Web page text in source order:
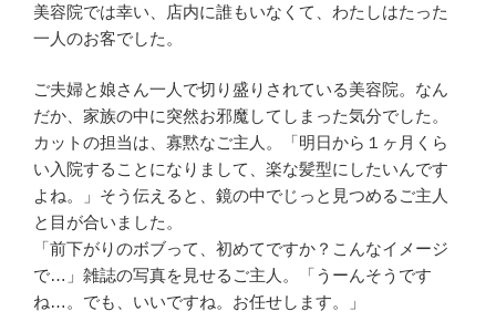
美容院では幸い、店内に誰もいなくて、わたしはたった
一人のお客でした。
ご夫婦と娘さん一人で切り盛りされている美容院。なん
だか、家族の中に突然お邪魔してしまった気分でした。
カットの担当は、寡黙なご主人。「明日から１ヶ月くら
い入院することになりまして、楽な髪型にしたいんです
よね。」そう伝えると、鏡の中でじっと見つめるご主人
と目が合いました。
「前下がりのボブって、初めてですか？こんなイメージ
で…」雑誌の写真を見せるご主人。「うーんそうです
ね…。でも、いいですね。お任せします。」